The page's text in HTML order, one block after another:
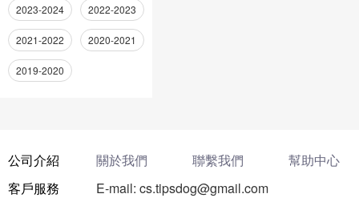
2023-2024 2022-2023
2021-2022 2020-2021
2019-2020
公司介紹 關於我們 聯繫我們
幫助中心
客戶服務
E-mail: cs.tipsdog@gmail.com